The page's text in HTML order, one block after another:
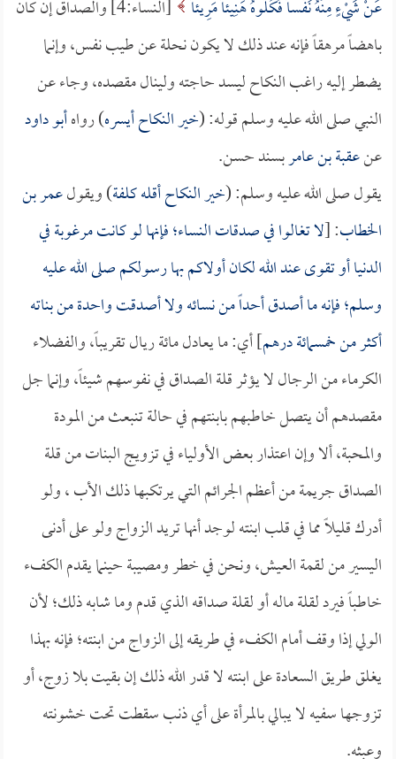
عَنْ شَيْءٍ مِنْهُ نَفْساً فَكُلُوهُ هَنِيئاً مَرِيئاً
[النساء:4] والصداق إن كان
باهضاً مرهقاً فإنه عند ذلك لا يكون نحلة عن طيب نفس، وإنما
يضطر إليه راغب النكاح ليسد حاجته ولينال مقصده، وجاء عن
النبي صلى الله عليه وسلم قوله: (خير النكاح أيسره) رواهأبو داود
عنعقبة بن عامربسند حسن.
يقول صلى الله عليه وسلم: (خير النكاح أقله كلفة) ويقولعمر بن
الخطاب: [لا تغالوا في صدقات النساء؛ فإنها لو كانت مرغوبة في
الدنيا أو تقوى عند الله لكان أولاكم بها رسولكم صلى الله عليه
وسلم؛ فإنه ما أصدق أحداً من نسائه ولا أصدقت واحدة من بناته
أكثر من خمسمائة درهم] أي: ما يعادل مائة ريال تقريباً، والفضلاء
الكرماء من الرجال لا يؤثر قلة الصداق في نفوسهم شيئاً، وإنما جل
مقصدهم أن يتصل خاطبهم بابنتهم في حالة تنبعث من المودة
والمحبة، ألا وإن اعتذار بعض الأولياء في تزويج البنات من قلة
الصداق جريمة من أعظم الجرائم التي يرتكبها ذلك الأب ، ولو
أدرك قليلاً مما في قلب ابنته لوجد أنها تريد الزواج ولو على أدنى
اليسير من لقمة العيش، ونحن في خطر ومصيبة حينما يقدم الكفء
خاطباً فيرد لقلة ماله أو لقلة صداقه الذي قدم وما شابه ذلك؛ لأن
الولي إذا وقف أمام الكفء في طريقه إلى الزواج من ابنته؛ فإنه بهذا
يغلق طريق السعادة على ابنته لا قدر الله ذلك إن بقيت بلا زوج، أو
تزوجها سفيه لا يبالي بالمرأة على أي ذنب سقطت تحت خشونته